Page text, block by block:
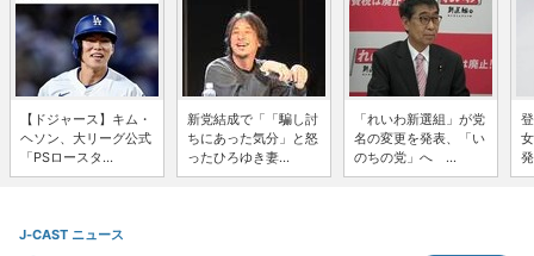
【ドジャース】キム・
ヘソン、大リーグ公式
「PSロースタ...
新党結成で「「騙し討
ちにあった気分」と怒
ったひろゆき妻...
「れいわ新選組」が党
名の変更を発表、「い
のちの党」へ ...
J-CAST ニュース